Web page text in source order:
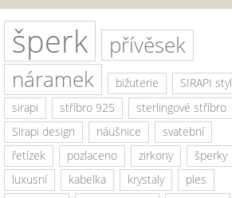
šperk
přívěsek
náramek
bižuterie
SIRAPI styl
sirapi
stříbro 925
sterlingové stříbro
Sirapi design
náušnice
svatební
řetízek
pozlaceno zirkony
šperky
luxusní
kabelka krystaly
ples